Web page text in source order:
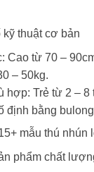
kỹ thuật cơ bản
Cao từ 70 –
– 50kg.
hợp: Trẻ từ 2 – 8
định bằng
mẫu thú nhún
phẩm chất